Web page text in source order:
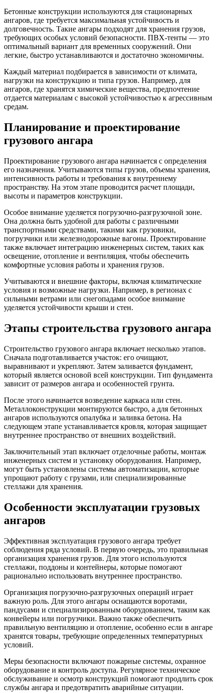
Бетонные конструкции используются для стационарных
ангаров, где требуется максимальная устойчивость и
долговечность. Такие ангары подходят для хранения грузов,
требующих особых условий безопасности. ПВХ-тенты — это
оптимальный вариант для временных сооружений. Они
легкие, быстро устанавливаются и достаточно экономичны.
Каждый материал подбирается в зависимости от климата,
нагрузки на конструкцию и типа грузов. Например, для
ангаров, где хранятся химические вещества, предпочтение
отдается материалам с высокой устойчивостью к агрессивным
средам.
Планирование и проектирование
грузового ангара
Проектирование грузового ангара начинается с определения
его назначения. Учитываются типы грузов, объемы хранения,
интенсивность работы и требования к внутреннему
пространству. На этом этапе проводится расчет площади,
высоты и параметров конструкции.
Особое внимание уделяется погрузочно-разгрузочной зоне.
Она должна быть удобной для работы с различными
транспортными средствами, такими как грузовики,
погрузчики или железнодорожные вагоны. Проектирование
также включает интеграцию инженерных систем, таких как
освещение, отопление и вентиляция, чтобы обеспечить
комфортные условия работы и хранения грузов.
Учитываются и внешние факторы, включая климатические
условия и возможные нагрузки. Например, в регионах с
сильными ветрами или снегопадами особое внимание
уделяется устойчивости крыши и стен.
Этапы строительства грузового ангара
Строительство грузового ангара включает несколько этапов.
Сначала подготавливается участок: его очищают,
выравнивают и укрепляют. Затем заливается фундамент,
который является основой всей конструкции. Тип фундамента
зависит от размеров ангара и особенностей грунта.
После этого начинается возведение каркаса или стен.
Металлоконструкции монтируются быстро, а для бетонных
ангаров используются опалубка и заливка бетона. На
следующем этапе устанавливается кровля, которая защищает
внутреннее пространство от внешних воздействий.
Заключительный этап включает отделочные работы, монтаж
инженерных систем и установку оборудования. Например,
могут быть установлены системы автоматизации, которые
упрощают работу с грузами, или специализированные
стеллажи для хранения.
Особенности эксплуатации грузовых
ангаров
Эффективная эксплуатация грузового ангара требует
соблюдения ряда условий. В первую очередь, это правильная
организация хранения грузов. Для этого используются
стеллажи, поддоны и контейнеры, которые помогают
рационально использовать внутреннее пространство.
Организация погрузочно-разгрузочных операций играет
важную роль. Для этого ангары оснащаются воротами,
пандусами и специализированным оборудованием, таким как
конвейеры или погрузчики. Важно также обеспечить
правильную вентиляцию и отопление, особенно если в ангаре
хранятся товары, требующие определенных температурных
условий.
Меры безопасности включают пожарные системы, охранное
оборудование и контроль доступа. Регулярное техническое
обслуживание и осмотр конструкций помогают продлить срок
службы ангара и предотвратить аварийные ситуации.